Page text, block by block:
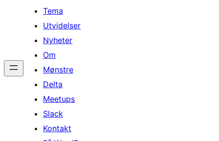
Tema
Utvidelser
Nyheter
Om
Mønstre
Delta
Meetups
Slack
Kontakt